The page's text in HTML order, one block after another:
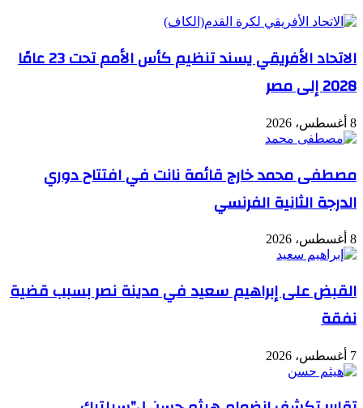
الاتحاد الأفريقي يسند تنظيم كأس الأمم تحت 23 عامًا
2028 إلى مصر
8 أغسطس، 2026
مصطفى محمد خارج قائمة نانت في افتتاح دوري
الدرجة الثانية الفرنسي
8 أغسطس، 2026
القبض على إبراهيم سعيد في مدينة نصر بسبب قضية
نفقة
7 أغسطس، 2026